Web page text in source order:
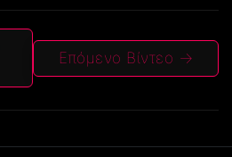
Επόμενο Βίντεο →